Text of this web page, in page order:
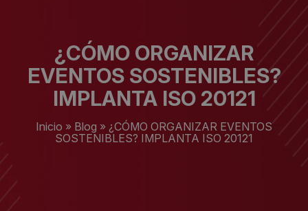
¿CÓMO ORGANIZAR
EVENTOS SOSTENIBLES?
IMPLANTA ISO 20121
Inicio » Blog » ¿CÓMO ORGANIZAR EVENTOS
SOSTENIBLES? IMPLANTA ISO 20121